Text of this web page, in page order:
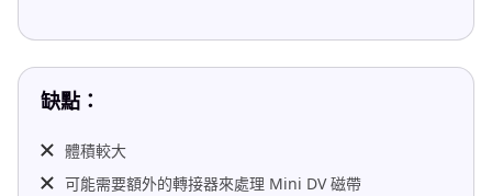
缺點：
體積較大
可能需要額外的轉接器來處理 Mini DV 磁帶